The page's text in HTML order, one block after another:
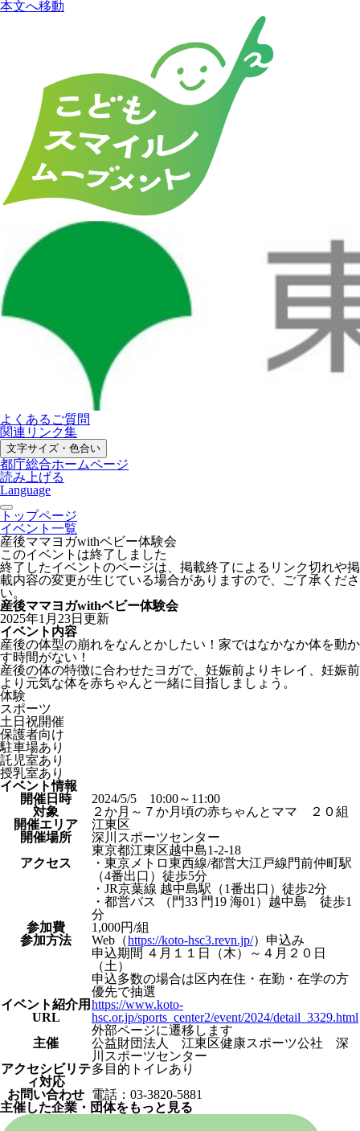
本文へ移動
よくあるご質問
関連リンク集
文字サイズ・色合い
都庁総合ホームページ
読み上げる
Language
トップページ
イベント一覧
産後ママヨガwithベビー体験会
このイベントは終了しました
終了したイベントのページは、掲載終了によるリンク切れや掲
載内容の変更が生じている場合がありますので、ご了承くださ
い。
産後ママヨガwithベビー体験会
2025年1月23日更新
イベント内容
産後の体型の崩れをなんとかしたい！家ではなかなか体を動か
す時間がない！
産後の体の特徴に合わせたヨガで、妊娠前よりキレイ、妊娠前
より元気な体を赤ちゃんと一緒に目指しましょう。
体験
スポーツ
土日祝開催
保護者向け
駐車場あり
託児室あり
授乳室あり
イベント情報
開催日時
2024/5/5 10:00～11:00
対象
２か月～７か月頃の赤ちゃんとママ ２０組
開催エリア
江東区
開催場所
深川スポーツセンター
東京都江東区越中島1-2-18
アクセス
・東京メトロ東西線/都営大江戸線門前仲町駅
（4番出口）徒歩5分
・JR京葉線 越中島駅（1番出口）徒歩2分
・都営バス （門33 門19 海01）越中島 徒歩1
分
参加費
1,000円/組
参加方法
Web（https://koto-hsc3.revn.jp/）申込み
申込期間 ４月１１日（木）～４月２０日
（土）
申込多数の場合は区内在住・在勤・在学の方
優先で抽選
イベント紹介⽤
URL
https://www.koto-
hsc.or.jp/sports_center2/event/2024/detail_3329.html
外部ページに遷移します
主催
公益財団法人 江東区健康スポーツ公社 深
川スポーツセンター
アクセシビリテ
ィ対応
多目的トイレあり
お問い合わせ 電話：03-3820-5881
主催した企業・団体をもっと見る